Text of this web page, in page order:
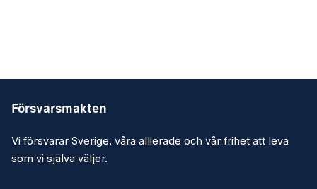
Försvarsmakten
Vi försvarar Sverige, våra allierade och vår frihet att leva
som vi själva väljer.